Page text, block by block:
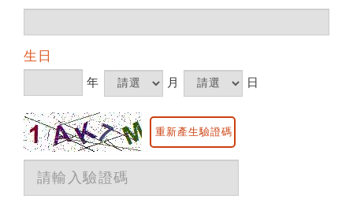
生日
年 月 日
重新產生驗證碼